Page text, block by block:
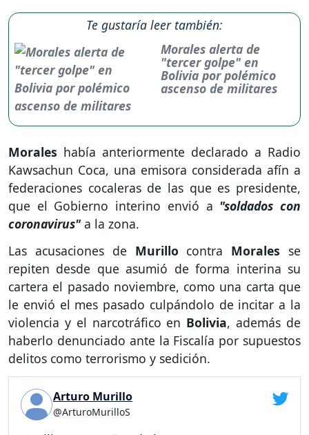
Te gustaría leer también:
Morales alerta de
"tercer golpe" en
Bolivia por polémico
ascenso de militares
Morales había anteriormente declarado a Radio
Kawsachun Coca, una emisora considerada afín a
federaciones cocaleras de las que es presidente,
que el Gobierno interino envió a "soldados con
coronavirus" a la zona.
Las acusaciones de Murillo contra Morales se
repiten desde que asumió de forma interina su
cartera el pasado noviembre, como una carta que
le envió el mes pasado culpándolo de incitar a la
violencia y el narcotráfico en Bolivia, además de
haberlo denunciado ante la Fiscalía por supuestos
delitos como terrorismo y sedición.
Arturo Murillo
@ArturoMurilloS